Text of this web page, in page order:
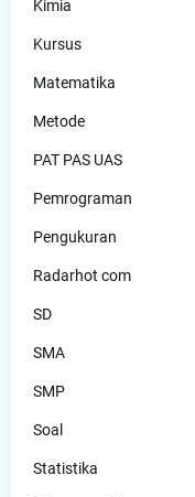
Kimia
Kursus
Matematika
Metode
PAT PAS UAS
Pemrograman
Pengukuran
Radarhot com
SD
SMA
SMP
Soal
Statistika